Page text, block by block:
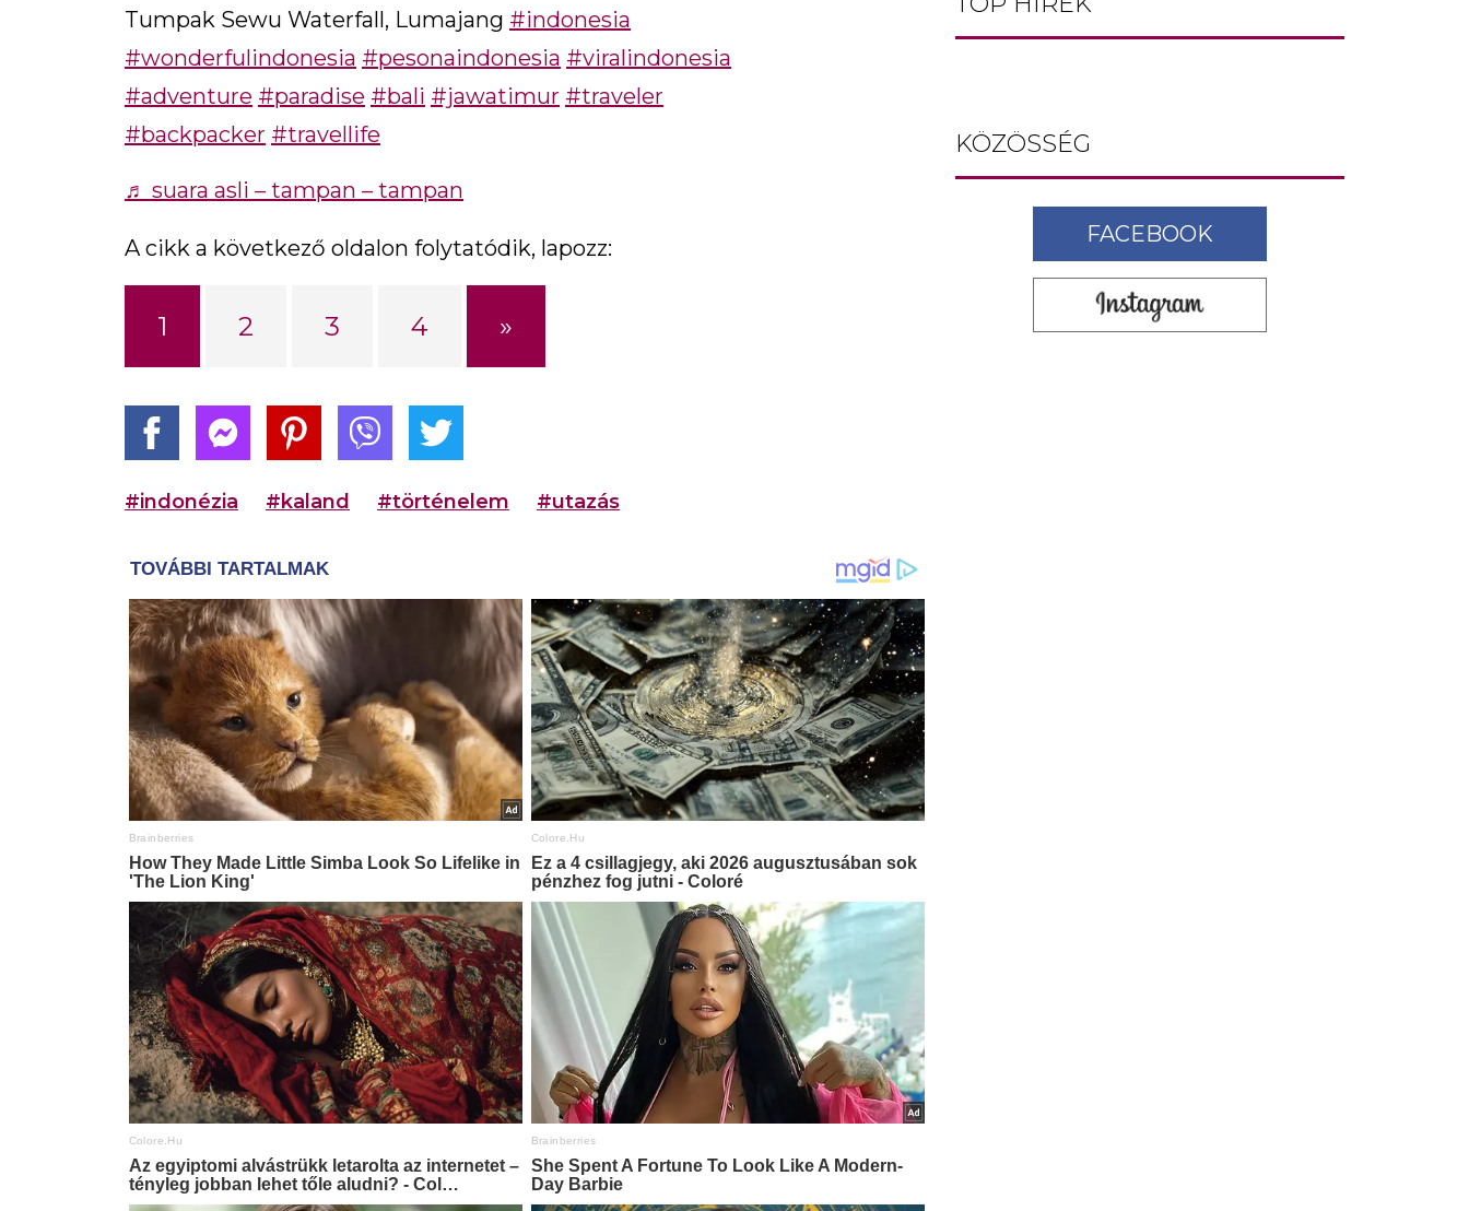
Tumpak Sewu Waterfall, Lumajang #indonesia
#wonderfulindonesia #pesonaindonesia #viralindonesia
#adventure #paradise #bali #jawatimur #traveler
#backpacker #travellife
♬ suara asli – tampan – tampan
A cikk a következő oldalon folytatódik, lapozz:
1 2 3 4 »
#indonézia #kaland #történelem #utazás
KÖZÖSSÉG
FACEBOOK